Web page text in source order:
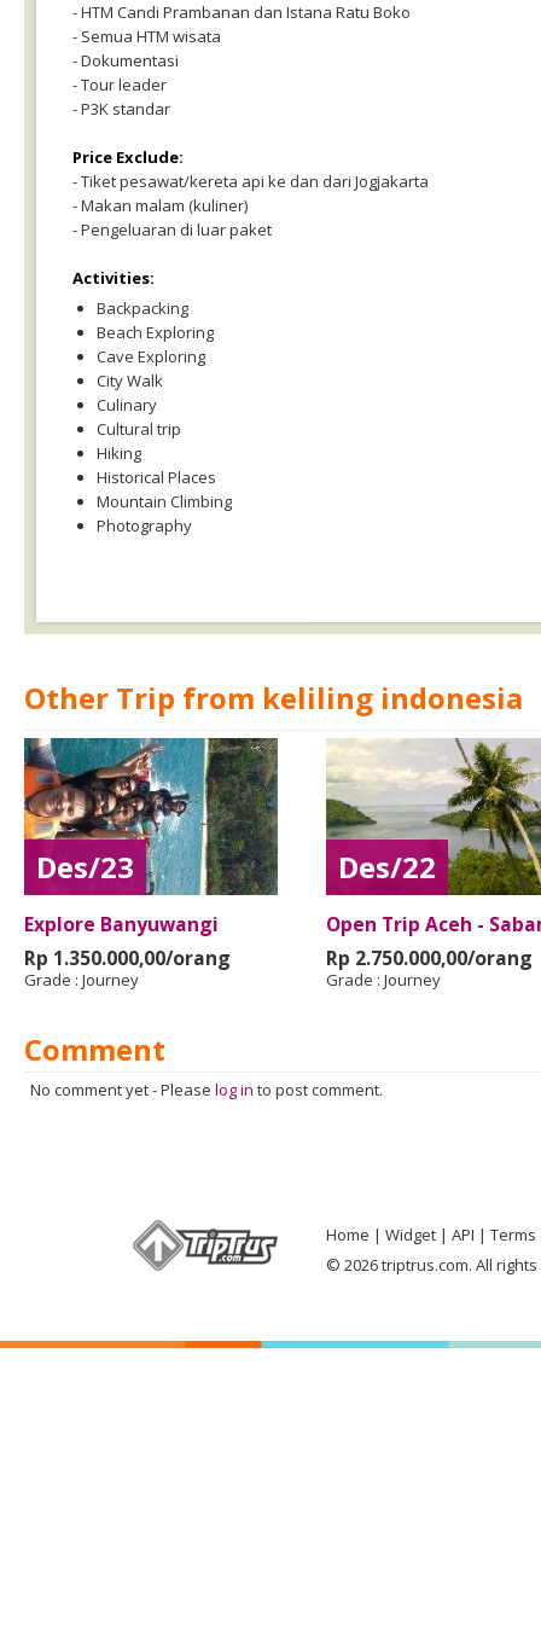
- HTM Candi Prambanan dan Istana Ratu Boko
- Semua HTM wisata
- Dokumentasi
- Tour leader
- P3K standar
Price Exclude:
- Tiket pesawat/kereta api ke dan dari Jogjakarta
- Makan malam (kuliner)
- Pengeluaran di luar paket
Activities:
Backpacking
Beach Exploring
Cave Exploring
City Walk
Culinary
Cultural trip
Hiking
Historical Places
Mountain Climbing
Photography
Other Trip from keliling indonesia
Des/23
Explore Banyuwangi
Rp 1.350.000,00/orang
Grade : Journey
Des/22
Open Trip Aceh -
Rp 2.750.000,00/orang
Grade : Journey
Comment
No comment yet-Please log in to post comment.
Home Widget API
Terms
© 2026 triptrus.com. All